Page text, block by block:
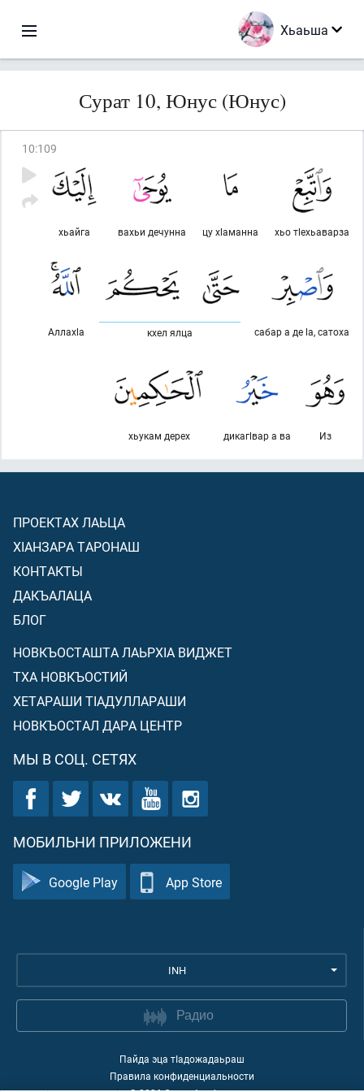
Хьаьша
Сурат 10, Юнус (Юнус)
10:109
хьо тlехьаварза
цу хlаманна
вахьи дечунна
хьайга
сабар а де lа, сатоха
кхел ялца
Аллахlа
Из
дикагlвар а ва
хьукам дерех
ПРОЕКТАХ ЛАЬЦА
ХIАНЗАРА ТАРОНАШ
КОНТАКТЫ
ДАКЪАЛАЦА
БЛОГ
НОВКЪОСТАШТА ЛАЬРХIА ВИДЖЕТ
ТХА НОВКЪОСТИЙ
ХЕТАРАШИ ТIАДУЛЛАРАШИ
НОВКЪОСТАЛ ДАРА ЦЕНТР
МЫ В СОЦ. СЕТЯХ
МОБИЛЬНИ ПРИЛОЖЕНИ
Google Play App Store
INH
Радио
Пайда эца тIадожадаьраш
Правила конфиденциальности